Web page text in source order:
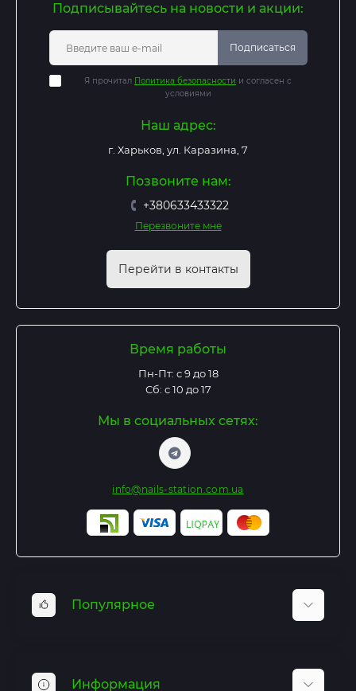
Подписывайтесь на новости и акции:
Подписаться
Я прочитал Политика безопасности и согласен с
условиями
Наш адрес:
г. Харьков, ул. Каразина, 7
Позвоните нам:
+380633433322
Перезвоните мне
Перейти в контакты
Время работы
Пн-Пт: с 9 до 18
Сб: с 10 до 17
Мы в социальных сетях:
info@nails-station.com.ua
Популярное
Гель лаки
Информация